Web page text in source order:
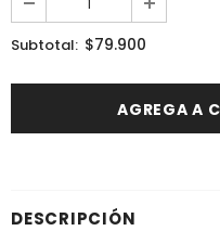
Subtotal: $79.900
DESCRIPCIÓN